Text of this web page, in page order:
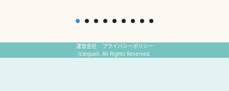
運営会社
プライバシーポリシー
(c)equall. All Rights Reserved.